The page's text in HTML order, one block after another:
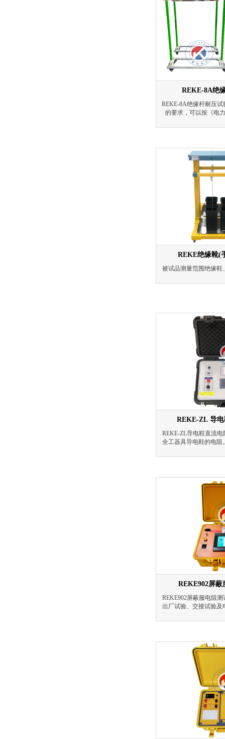
REKE-8A绝
REKE-8A绝缘杆耐压
的要求，可以按《电
过程中不允许击穿，同
REKE绝缘靴(
被试品测量范围绝缘鞋
REKE-ZL 导
REKE-ZL导电鞋直流
全工器具导电鞋的电阻
REKE902屏
REKE902屏蔽服电阻
出厂试验、交接试验及
缺股、断线、等制造